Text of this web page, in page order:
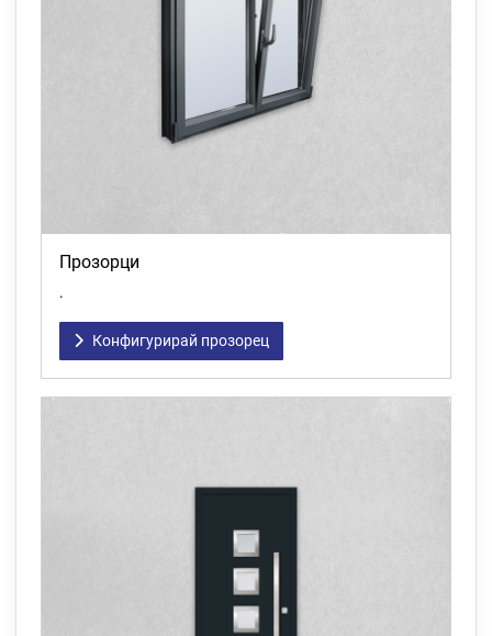
Прозорци
.
Конфигурирай прозорец